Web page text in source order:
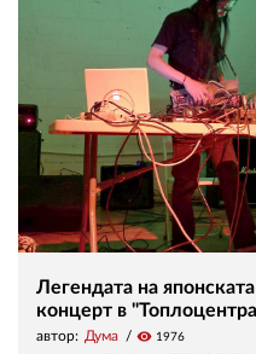
Легендата на
концерт в
автор: Дума visibility 1976